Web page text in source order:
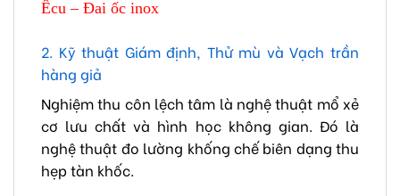
Êcu – Đai ốc inox
2. Kỹ thuật Giám định, Thử mù và Vạch trần
hàng giả
Nghiệm thu côn lệch tâm là nghệ thuật mổ xẻ
cơ lưu chất và hình học không gian. Đó là
nghệ thuật đo lường khống chế biên dạng thu
hẹp tàn khốc.